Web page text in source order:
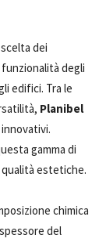
dei
degli
edifici. Tra le
Planibel
gamma di
estetiche.
chimica
del